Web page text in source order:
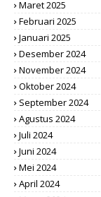
Maret 2025
Februari 2025
Januari 2025
Desember 2024
November 2024
Oktober 2024
September 2024
Agustus 2024
Juli 2024
Juni 2024
Mei 2024
April 2024